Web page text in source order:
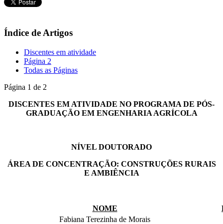
Índice de Artigos
Discentes em atividade
Página 2
Todas as Páginas
Página 1 de 2
DISCENTES EM ATIVIDADE NO PROGRAMA DE PÓS-
GRADUAÇÃO EM ENGENHARIA AGRÍCOLA
NÍVEL DOUTORADO
ÁREA DE CONCENTRAÇÃO: CONSTRUÇÕES RURAIS
E AMBIÊNCIA
NOME
Fabiana Terezinha de Morais